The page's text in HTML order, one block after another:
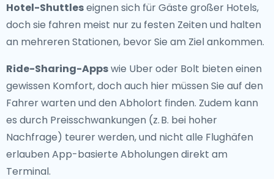
Hotel-Shuttleseignen sich für Gäste großer Hotels,
doch sie fahren meist nur zu festen Zeiten und halten
an mehreren Stationen, bevor Sie am Ziel ankommen.
Ride-Sharing-Appswie Uber oder Bolt bieten einen
gewissen Komfort, doch auch hier müssen Sie auf den
Fahrer warten und den Abholort finden. Zudem kann
es durch Preisschwankungen (z. B. bei hoher
Nachfrage) teurer werden, und nicht alle Flughäfen
erlauben App-basierte Abholungen direkt am
Terminal.